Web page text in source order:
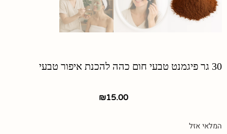
30 גר פיגמנט טבעי חום כהה להכנת איפור טבעי
₪15.00
המלאי אזל